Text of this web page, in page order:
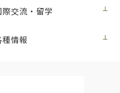
際交流・留学
種情報